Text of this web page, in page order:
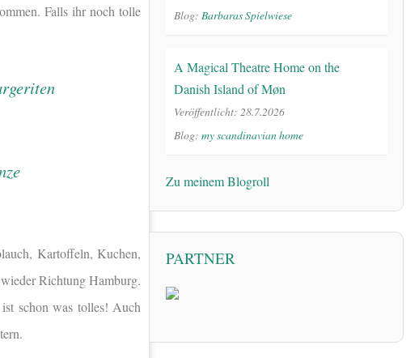
Falls ihr noch tolle
Kartoffeln, Kuchen,
Richtung Hamburg.
schon was tolles! Auch
Blog: Barbaras Spielwiese
A Magical Theatre Home on the
Danish Island of Møn
Veröffentlicht: 28.7.2026
Blog: my scandinavian home
Zu meinem Blogroll
PARTNER